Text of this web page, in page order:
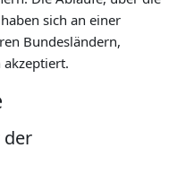
sich an einer
Bundesländern,
der